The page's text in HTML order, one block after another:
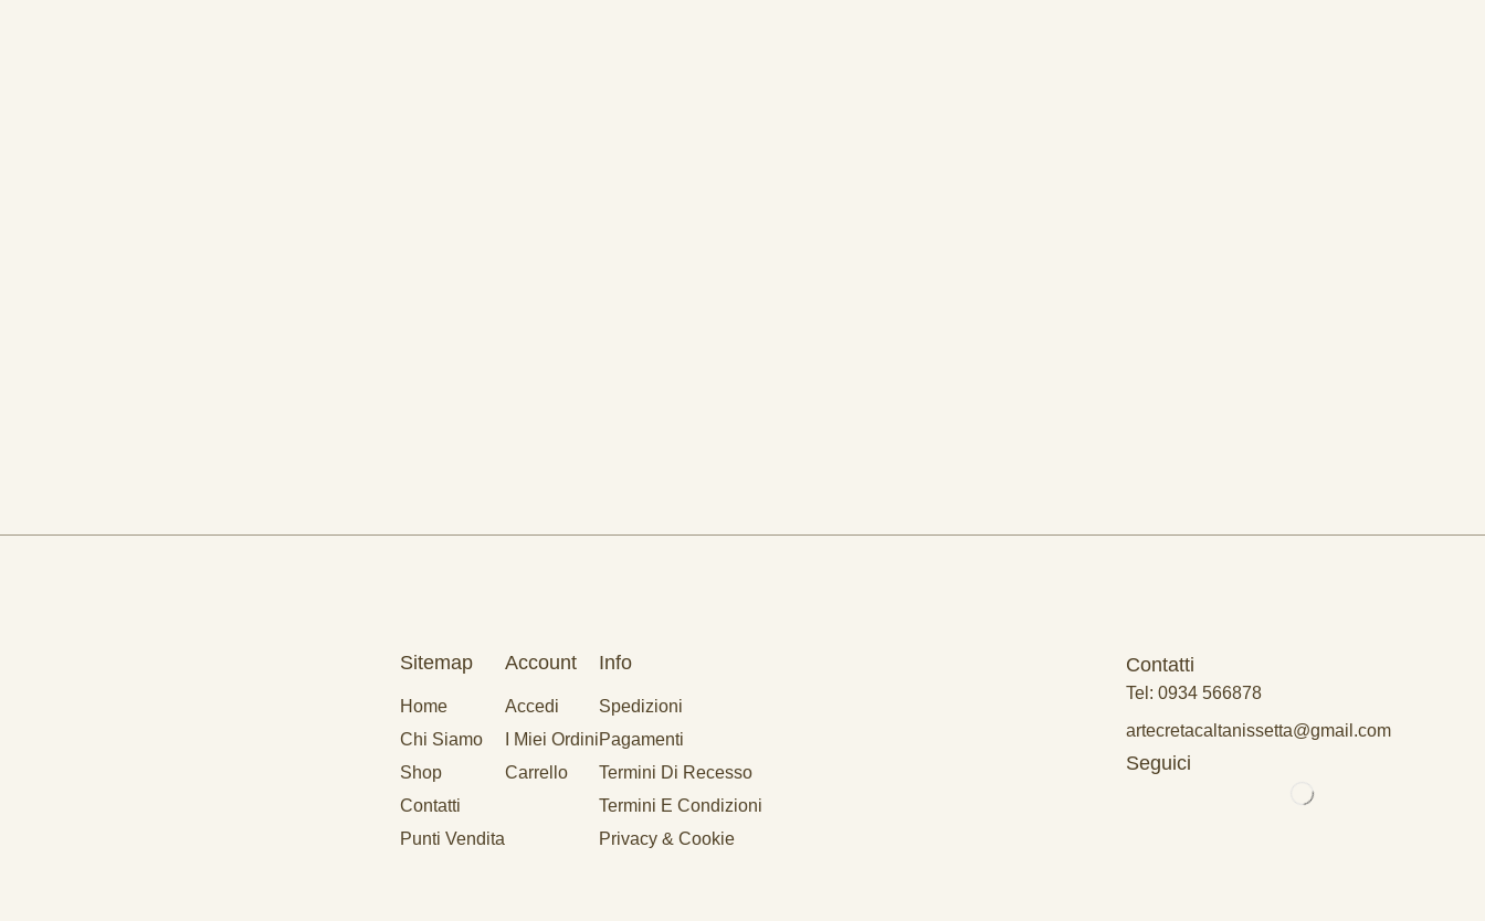
Sitemap
Home
Chi Siamo
Shop
Contatti
Punti Vendita
Account
Accedi
I Miei Ordini
Carrello
Info
Spedizioni
Pagamenti
Termini Di Recesso
Termini E Condizioni
Privacy & Cookie
Contatti
Tel: 0934 566878
artecretacaltanissetta@gmail.com
Seguici